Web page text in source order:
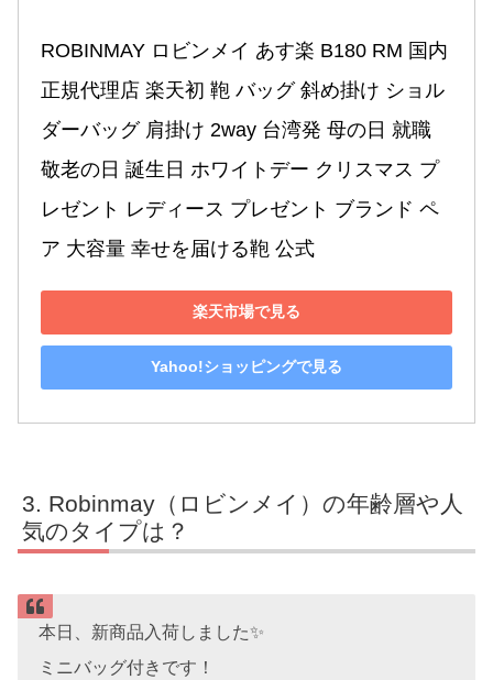
ROBINMAY ロビンメイ あす楽 B180 RM 国内
正規代理店 楽天初 鞄 バッグ 斜め掛け ショル
ダーバッグ 肩掛け 2way 台湾発 母の日 就職
敬老の日 誕生日 ホワイトデー クリスマス プ
レゼント レディース プレゼント ブランド ペ
ア 大容量 幸せを届ける鞄 公式
楽天市場で見る
Yahoo!ショッピングで見る
Robinmay（ロビンメイ）の年齢層や人
気のタイプは？
本日、新商品入荷しました✨
ミニバッグ付きです！